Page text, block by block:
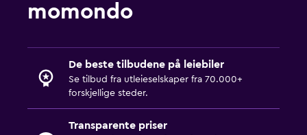
momondo
De beste tilbudene på leiebiler
Se tilbud fra utleieselskaper fra 70.000+
forskjellige steder.
Transparente priser